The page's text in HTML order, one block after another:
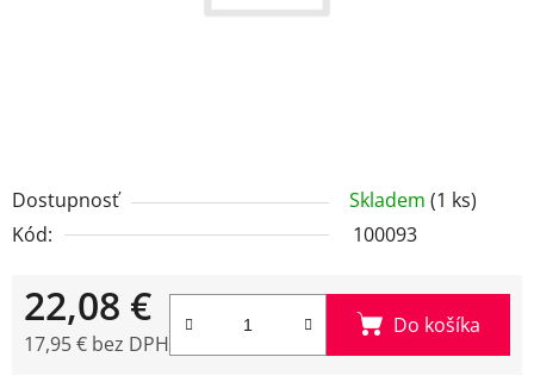
Dostupnosť Skladem (1 ks)
Kód:
100093
22,08 €
17,95 € bez DPH
Do košíka